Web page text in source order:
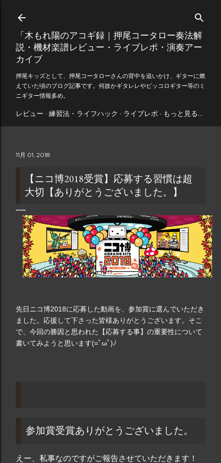
スキップしてメイン コンテンツに移動
「木もれ陽のアコギ録｜押尾コータロー奏法解
説・機材楽譜レビュー・ライブレポ・演奏アー
カイブ
押尾キッズとして、押尾コータローさんの背中を追いかけ、ギターに燃
えていた頃のブログ記事です。何故かギタレレやピッコロギター等のミ
ニギター情報多め。
レビュー 練習法・ライフハック ライブレポ もっと見る…
11月 01, 2018
【ニコ博2018受賞】応募する習慣は超
大切【ありがとうございました。】
先日ニコ博2018に応募した動画を、参加賞に選んでいただき
ました。応援して下さった皆様ありがとうございます。そこ
で、今回の勝因と思われた【応募する事】の重要性について
書いてみようと思います(=ﾟωﾟ)ﾉ
参加賞受賞ありがとうございました。
えー、私事なのですがご報告させていただきます！